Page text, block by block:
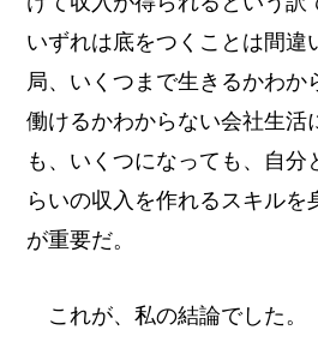
いずれは底をつくことは間違
局、いくつまで生きるかわか
働けるかわからない会社生活
も、いくつになっても、自分
らいの収入を作れるスキルを
が重要だ。
これが、私の結論でした。